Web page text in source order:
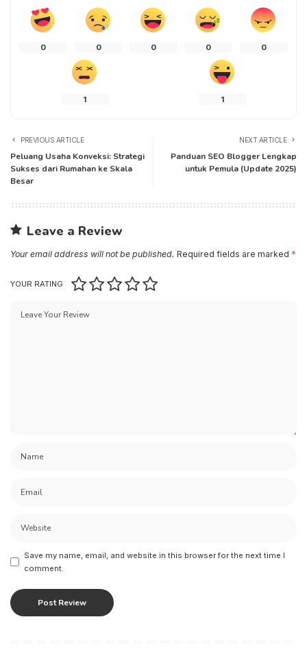
0 0 0 0 0
1 1
PREVIOUS ARTICLE
Peluang Usaha Konveksi: Strategi
Sukses dari Rumahan ke Skala
Besar
NEXT ARTICLE
Panduan SEO Blogger Lengkap
untuk Pemula (Update 2025)
Leave a Review
Your email address will not be published. Required fields are marked *
YOUR RATING
Save my name, email, and website in this browser for the next time I
comment.